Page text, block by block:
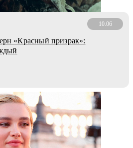
10.06
«Красный призрак»: